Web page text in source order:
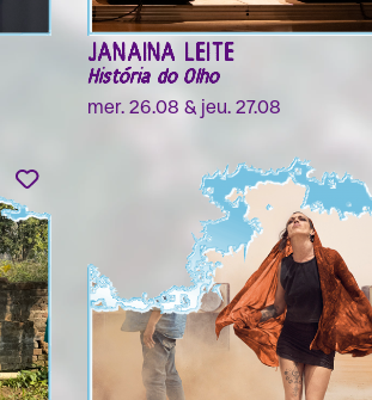
JANAINA LEITE
História do Olho
mer. 26.08 & jeu. 27.08